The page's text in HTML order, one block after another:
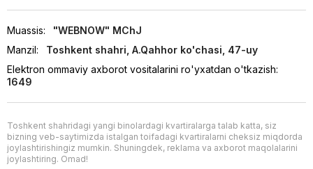
Muassis:
"WEBNOW" MChJ
Manzil:
Toshkent shahri, A.Qahhor ko'chasi, 47-uy
Elektron ommaviy axborot vositalarini ro'yxatdan o'tkazish:
1649
Toshkent shahridagi yangi binolardagi kvartiralarga talab katta, siz
bizning veb-saytimizda istalgan toifadagi kvartiralarni cheksiz miqdorda
joylashtirishingiz mumkin. Shuningdek, reklama va axborot maqolalarini
joylashtiring. Omad!